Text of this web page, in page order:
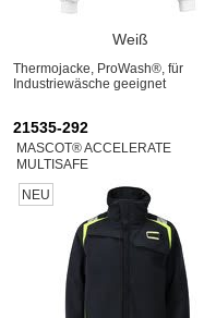
Weiß
Thermojacke, ProWash®, für
Industriewäsche geeignet
21535-292
MASCOT® ACCELERATE
MULTISAFE
NEU